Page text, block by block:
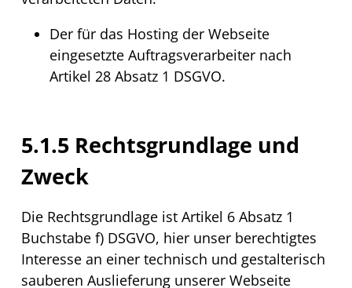
Der für das Hosting der Webseite
eingesetzte Auftragsverarbeiter nach
Artikel 28 Absatz 1 DSGVO.
5.1.5 Rechtsgrundlage und
Zweck
Die Rechtsgrundlage ist Artikel 6 Absatz 1
Buchstabe f) DSGVO, hier unser berechtigtes
Interesse an einer technisch und gestalterisch
sauberen Auslieferung unserer Webseite